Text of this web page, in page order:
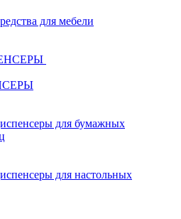
для мебели
для бумажных
для настольных